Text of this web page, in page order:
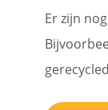
Er zijn